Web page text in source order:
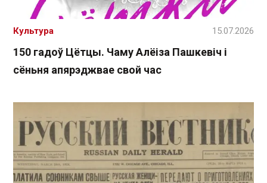
150 гадоў Цётцы. Чаму Алёіза Пашкевіч і
сёньня апярэджвае свой час
Культура 15.07.2026